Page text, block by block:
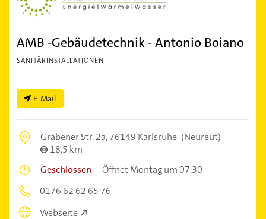
AMB -Gebäudetechnik - Antonio Boiano
SANITÄRINSTALLATIONEN
E-Mail
Grabener Str. 2a,76149 Karlsruhe (Neureut)
18,5 km
Geschlossen –Öffnet Montag um 07:30
0176 62 62 65 76
Webseite